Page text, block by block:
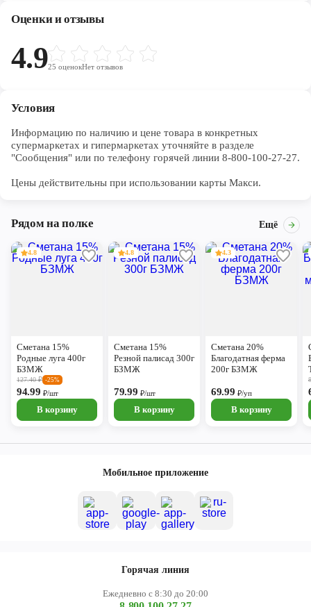
Оценки и отзывы
4.925 оценокНет отзывов
Условия
Информацию по наличию и цене товара в конкретных
супермаркетах и гипермаркетах уточняйте в разделе
"Сообщения" или по телефону горячей линии 8-800-100-27-27.
Цены действительны при использовании карты Макси.
Рядом на полке Ещё
4.8
Сметана 15%
Родные луга 400г
БЗМЖ
127.40₽ -25%
94.99₽/шт
В корзину
4.8
Сметана 15%
Резной палисад 300г
БЗМЖ
79.99₽/шт
В корзину
4.3
Сметана 20%
Благодатная ферма
200г БЗМЖ
69.99₽/уп
В корзину
Мобильное приложение
Горячая линия
Ежедневно с 8:30 до 20:00